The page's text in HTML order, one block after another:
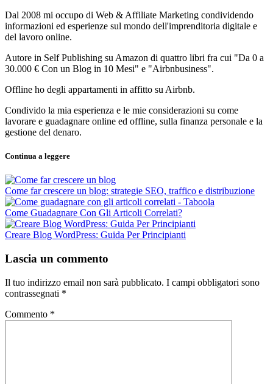
Dal 2008 mi occupo di Web & Affiliate Marketing condividendo
informazioni ed esperienze sul mondo dell'imprenditoria digitale e
del lavoro online.
Autore in Self Publishing su Amazon di quattro libri fra cui "Da 0 a
30.000 € Con un Blog in 10 Mesi" e "Airbnbusiness".
Offline ho degli appartamenti in affitto su Airbnb.
Condivido la mia esperienza e le mie considerazioni su come
lavorare e guadagnare online ed offline, sulla finanza personale e la
gestione del denaro.
Continua a leggere
Come far crescere un blog: strategie SEO, traffico e distribuzione
Come Guadagnare Con Gli Articoli Correlati?
Creare Blog WordPress: Guida Per Principianti
Lascia un commento
Il tuo indirizzo email non sarà pubblicato. I campi obbligatori sono
contrassegnati *
Commento *